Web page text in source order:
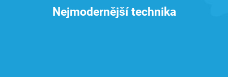
Nejmodernější technika